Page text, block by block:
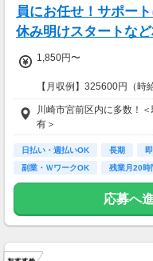
員にお任せ！サポー
休み明けスタートな
1,850円〜
【月収例】325600円（
7：00～19：00で1日4ｈ
以上)
★シフト例：9-18時、7-
★平日のみ/午前/夕方/扶養
★短期2ヶ月～長期歓迎！
川崎市宮前区内に多数！
有＞
日払い・週払いOK 長期
副業・ＷワークOK
残業月20時
フリーター歓迎
応募へ